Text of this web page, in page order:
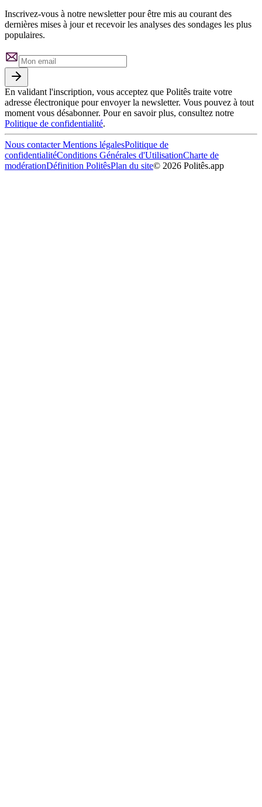
Inscrivez-vous à notre newsletter pour être mis au courant des
dernières mises à jour et recevoir les analyses des sondages les plus
populaires.
En validant l'inscription, vous acceptez que Politês traite votre
adresse électronique pour envoyer la newsletter. Vous pouvez à tout
moment vous désabonner. Pour en savoir plus, consultez notre
Politique de confidentialité.
Nous contacterMentions légalesPolitique de
confidentialitéConditions Générales d'UtilisationCharte de
modérationDéfinition PolitêsPlan du site© 2026 Politês.app